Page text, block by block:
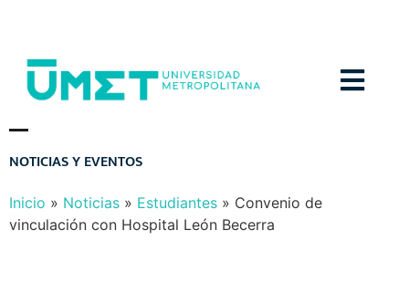
NOTICIASYEVENTOS
Inicio » Noticias » Estudiantes » Convenio de
vinculación con Hospital León Becerra